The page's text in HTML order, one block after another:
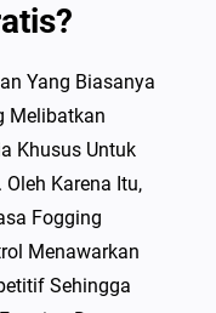
Yang Biasanya
Melibatkan
Khusus Untuk
Karena Itu,
Fogging
Menawarkan
Sehingga